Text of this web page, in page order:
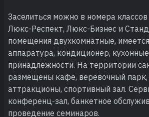
Заселиться можно в номера
Люкс-Респект, Люкс-Бизнес и
помещения двухкомнатные,
аппаратура, кондиционер, кухонные
принадлежности. На территории
размещены кафе, веревочный парк,
аттракционы, спортивный зал.
конференц-зал, банкетное
проведение семинаров.